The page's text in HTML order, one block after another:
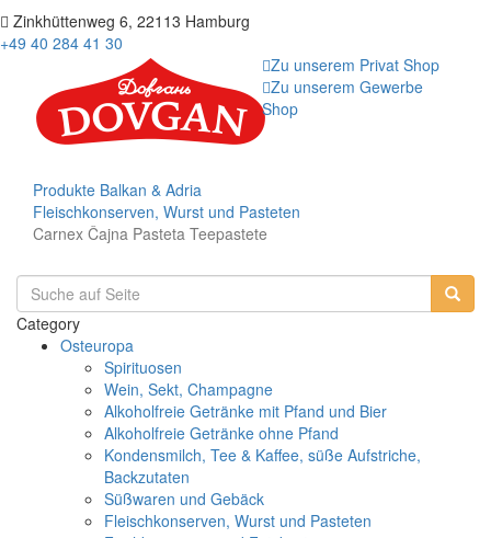
Zinkhüttenweg 6, 22113 Hamburg
+49 40 284 41 30
Zu unserem Privat Shop
Zu unserem Gewerbe
Shop
Produkte Balkan & Adria
Fleischkonserven, Wurst und Pasteten
Carnex Čajna Pasteta Teepastete
Category
Osteuropa
Spirituosen
Wein, Sekt, Champagne
Alkoholfreie Getränke mit Pfand und Bier
Alkoholfreie Getränke ohne Pfand
Kondensmilch, Tee & Kaffee, süße Aufstriche,
Backzutaten
Süßwaren und Gebäck
Fleischkonserven, Wurst und Pasteten